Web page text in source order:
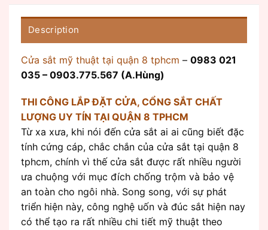
Description
Cửa sắt mỹ thuật tại quận 8 tphcm – 0983 021
035 – 0903.775.567 (A.Hùng)
THI CÔNG LẮP ĐẶT CỬA, CỔNG SẮT CHẤT
LƯỢNG UY TÍN TẠI QUẬN 8 TPHCM
Từ xa xưa, khi nói đến cửa sắt ai ai cũng biết đặc
tính cứng cáp, chắc chắn của cửa sắt tại quận 8
tphcm, chính vì thế cửa sắt được rất nhiều người
ưa chuộng với mục đích chống trộm và bảo vệ
an toàn cho ngôi nhà. Song song, với sự phát
triển hiện này, công nghệ uốn và đúc sắt hiện nay
có thể tạo ra rất nhiều chi tiết mỹ thuật theo